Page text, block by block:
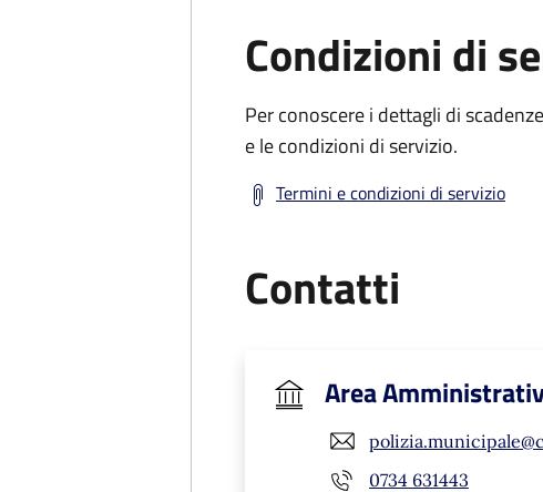
Condizioni di
Per conoscere i dettagli di
e le condizioni di servizio.
Termini e condizioni di servizio
Contatti
Area
0734 631443